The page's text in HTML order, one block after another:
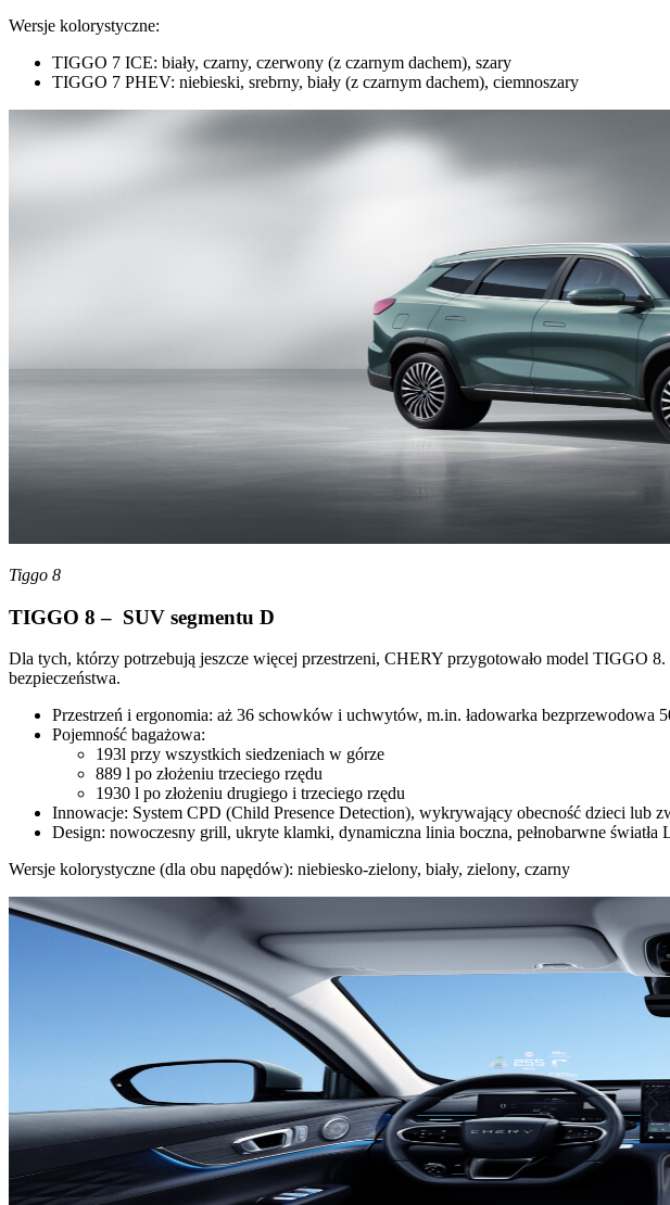
Wersje kolorystyczne:
TIGGO 7 ICE: biały, czarny, czerwony (z czarnym dachem), szary
TIGGO 7 PHEV: niebieski, srebrny, biały (z czarnym dachem), ciemnoszary
Tiggo 8
TIGGO 8 – SUV segmentu D
Dla tych, którzy potrzebują jeszcze więcej przestrzeni, CHERY przygotowało model TIGGO
bezpieczeństwa.
Przestrzeń i ergonomia: aż 36 schowków i uchwytów, m.in. ładowarka
Pojemność bagażowa:
193l przy wszystkich siedzeniach w górze
889 l po złożeniu trzeciego rzędu
1930 l po złożeniu drugiego i trzeciego rzędu
Innowacje: System CPD (Child Presence Detection), wykrywający obecność dzieci lub
Design: nowoczesny grill, ukryte klamki, dynamiczna linia boczna, pełnobarwne światła
Wersje kolorystyczne (dla obu napędów): niebiesko-zielony, biały, zielony, czarny